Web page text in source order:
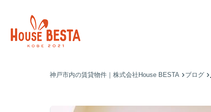
神戸市内の賃貸物件｜株式会社House BESTA ブログ